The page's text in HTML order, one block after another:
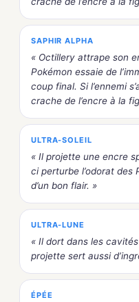
SAPHIR ALPHA
« Octillery attrape son
Pokémon essaie de
coup final. Si l’ennemi
crache de l’encre à la
ULTRA-SOLEIL
« Il projette une encre
ci perturbe l’odorat des
d’un bon flair. »
ULTRA-LUNE
« Il dort dans les cavités
projette sert aussi
ÉPÉE